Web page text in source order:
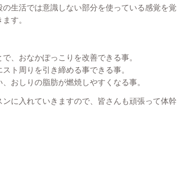
生活では意識しない部分を使っている感覚を覚
す。
、おなかぽっこりを改善できる事。
ト周りを引き締める事できる事。
おしりの脂肪が燃焼しやすくなる事。
に入れていきますので、皆さんも頑張って体幹